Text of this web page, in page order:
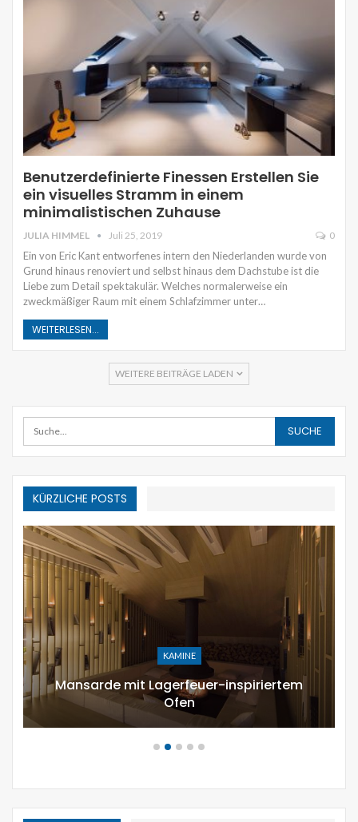
Benutzerdefinierte Finessen Erstellen Sie
ein visuelles Stramm in einem
minimalistischen Zuhause
JULIA HIMMEL Juli 25, 2019 0
Ein von Eric Kant entworfenes intern den Niederlanden wurde von
Grund hinaus renoviert und selbst hinaus dem Dachstube ist die
Liebe zum Detail spektakulär. Welches normalerweise ein
zweckmäßiger Raum mit einem Schlafzimmer unter…
WEITERLESEN...
WEITERE BEITRÄGE LADEN
KÜRZLICHE POSTS
KAMINE
Mansarde mit Lagerfeuer-inspiriertem
Ofen